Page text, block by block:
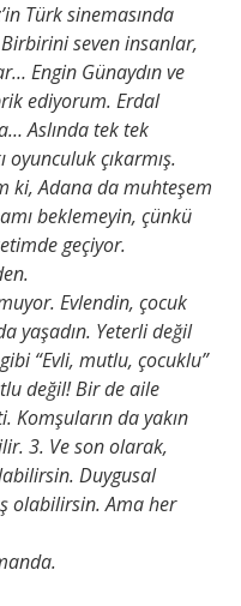
Türk sinemasında
seven insanlar,
Engin Günaydın ve
ediyorum. Erdal
Aslında tek tek
oyunculuk çıkarmış.
ki, Adana da muhteşem
beklemeyin, çünkü
geçiyor.
Evlendin, çocuk
yaşadın. Yeterli değil
“Evli, mutlu, çocuklu”
değil! Bir de aile
Komşuların da yakın
3. Ve son olarak,
Duygusal
olabilirsin. Ama her